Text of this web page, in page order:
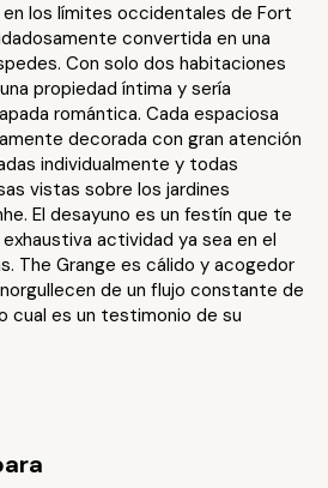
los límites occidentales de Fort
convertida en una
Con solo dos habitaciones
propiedad íntima y sería
romántica. Cada espaciosa
decorada con gran atención
individualmente y todas
vistas sobre los jardines
El desayuno es un festín que te
actividad ya sea en el
The Grange es cálido y acogedor
de un flujo constante de
cual es un testimonio de su